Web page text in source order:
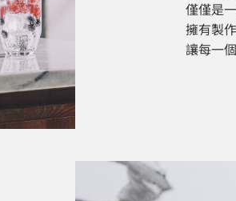
僅僅是
擁有製
讓每一